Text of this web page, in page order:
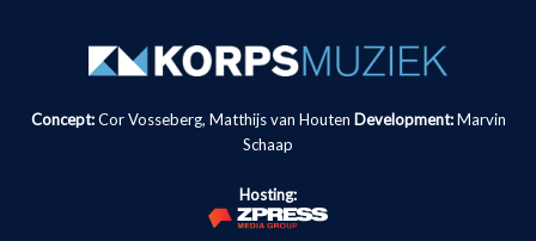
Concept:Cor Vosseberg, Matthijs van Houten Development: Marvin
Schaap
Hosting: